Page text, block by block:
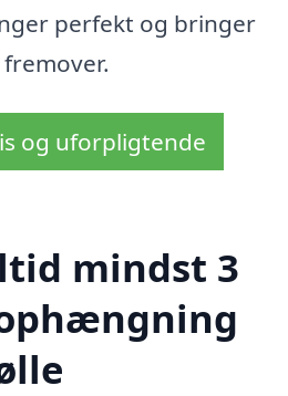
perfekt og bringer
og uforpligtende
mindst 3